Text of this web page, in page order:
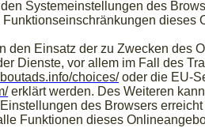
Systemeinstellungen des
dieses
den Einsatz der zu Zwecken des
Dienste, vor allem im Fall des
choices/oder die EU-
erklärt werden. Des Weiteren
des Browsers
Funktionen dieses